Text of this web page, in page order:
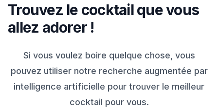
Trouvez le cocktail que vous
allez adorer !
Si vous voulez boire quelque chose, vous
pouvez utiliser notre recherche augmentée par
intelligence artificielle pour trouver le meilleur
cocktail pour vous.